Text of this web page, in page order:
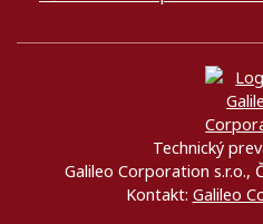
Technický
Galileo Corporation s.r.o.,
Kontakt: Galileo